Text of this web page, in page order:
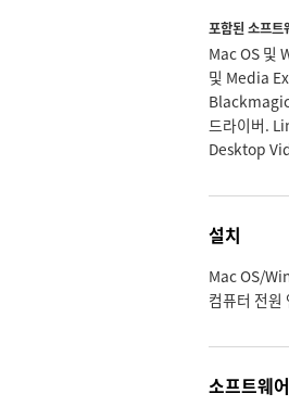
포함된 소프트
Mac OS 및
및 Media
드라이버.
Desktop
설치
Mac OS/
컴퓨터 전원
소프트웨